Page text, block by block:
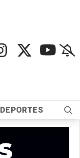
DEPORTES